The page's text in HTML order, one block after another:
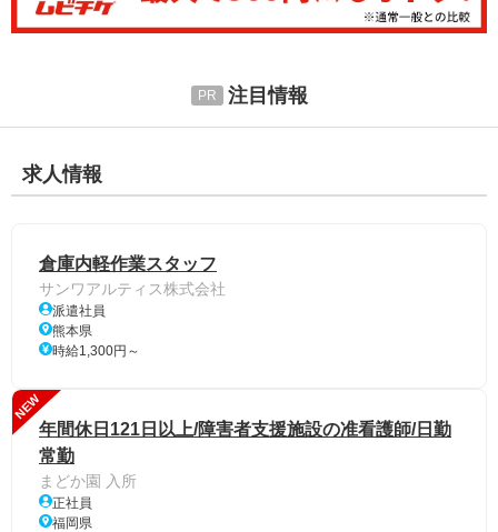
注目情報
求人情報
倉庫内軽作業スタッフ
サンワアルティス株式会社
派遣社員
熊本県
時給1,300円～
NEW
年間休日121日以上/障害者支援施設の准看護師/日勤
常勤
まどか園 入所
正社員
福岡県